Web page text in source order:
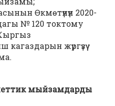
Өкмөтүнүн 2020-
№ 120 токтому
жүргүзүү
мыйзамдарды